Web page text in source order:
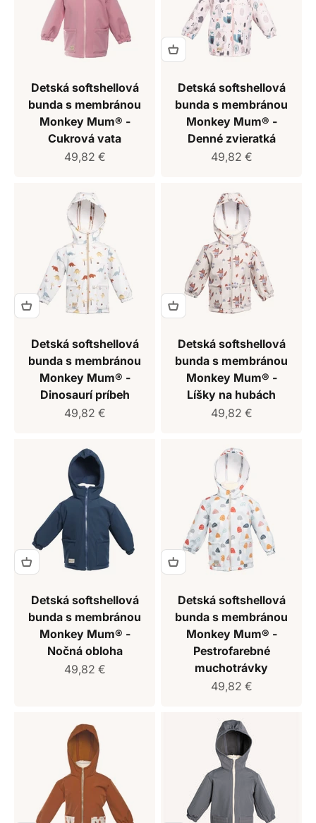
Detská softshellová
bunda s membránou
Monkey Mum® -
Cukrová vata
Predajná cena
49,82 €
Detská softshellová
bunda s membránou
Monkey Mum® -
Denné zvieratká
Predajná cena
49,82 €
Detská softshellová
bunda s membránou
Monkey Mum® -
Dinosaurí príbeh
Predajná cena
49,82 €
Detská softshellová
bunda s membránou
Monkey Mum® -
Líšky na hubách
Predajná cena
49,82 €
Detská softshellová
bunda s membránou
Monkey Mum® -
Nočná obloha
Predajná cena
49,82 €
Detská softshellová
bunda s membránou
Monkey Mum® -
Pestrofarebné
muchotrávky
Predajná cena
49,82 €